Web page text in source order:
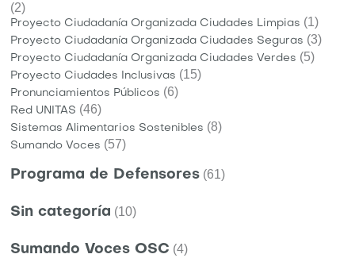
(2)
Proyecto Ciudadanía Organizada Ciudades Limpias (1)
Proyecto Ciudadanía Organizada Ciudades Seguras (3)
Proyecto Ciudadanía Organizada Ciudades Verdes (5)
Proyecto Ciudades Inclusivas (15)
Pronunciamientos Públicos (6)
Red UNITAS (46)
Sistemas Alimentarios Sostenibles (8)
Sumando Voces (57)
Programa de Defensores (61)
Sin categoría (10)
Sumando Voces OSC (4)